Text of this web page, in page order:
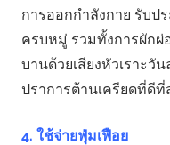
การออกกำลังกาย รับป
ครบหมู่ รวมทั้งการผักผ่
บานด้วยเสียงหัวเราะวั
ปราการต้านเครียดที่ดีที่
4. ใช้จ่ายฟุ่มเฟือย